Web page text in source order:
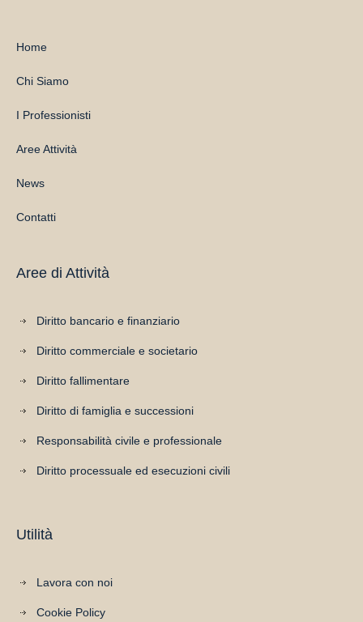
Home
Chi Siamo
I Professionisti
Aree Attività
News
Contatti
Aree di Attività
Diritto bancario e finanziario
Diritto commerciale e societario
Diritto fallimentare
Diritto di famiglia e successioni
Responsabilità civile e professionale
Diritto processuale ed esecuzioni civili
Utilità
Lavora con noi
Cookie Policy